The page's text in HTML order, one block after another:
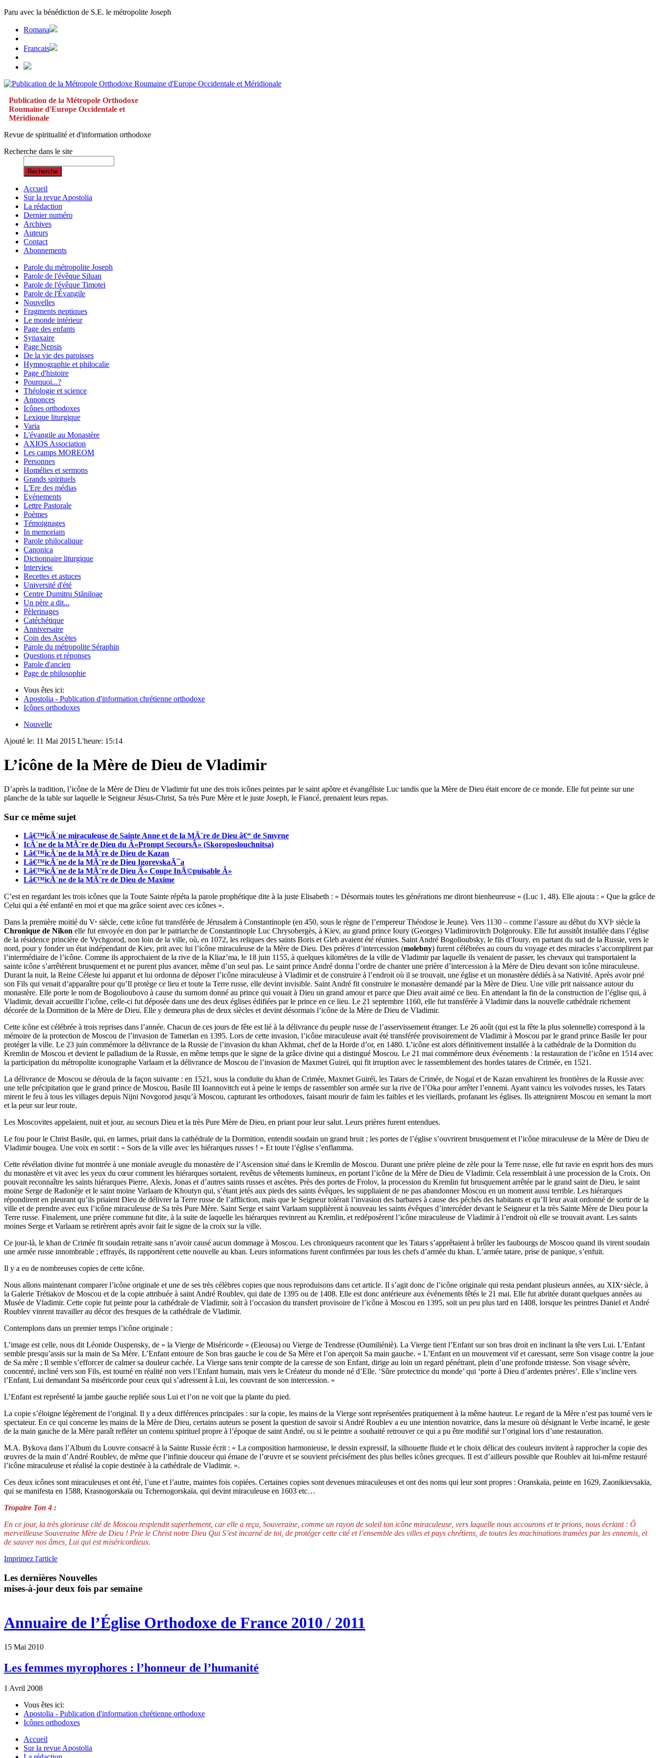
Paru avec la bénédiction de S.E. le métropolite Joseph
Romana
Francais
Publication de la Métropole Orthodoxe
Roumaine d'Europe Occidentale et
Méridionale
Revue de spiritualité et d'information orthodoxe
Recherche dans le site
Recherche
Accueil
Sur la revue Apostolia
La rédaction
Dernier numéro
Archives
Auteurs
Contact
Abonnements
Parole du métropolite Joseph
Parole de l'évêque Siluan
Parole de l'évêque Timotei
Parole de l'Évangile
Nouvelles
Fragments neptiques
Le monde intérieur
Page des enfants
Synaxaire
Page Nepsis
De la vie des paroisses
Hymnographie et philocalie
Page d'histoire
Pourquoi...?
Théologie et science
Annonces
Icônes orthodoxes
Lexique liturgique
Varia
L'évangile au Monastère
AXIOS Association
Les camps MOREOM
Personnes
Homélies et sermons
Grands spirituels
L'Ere des médias
Evénements
Lettre Pastorale
Poèmes
Témoignages
In memoriam
Parole philocalique
Canonica
Dictionnaire liturgique
Interview
Recettes et astuces
Université d'été
Centre Dumitru Stăniloae
Un père a dit...
Pèlerinages
Catéchétique
Anniversaire
Coin des Ascètes
Parole du métropolite Séraphin
Questions et réponses
Parole d'ancien
Page de philosophie
Vous êtes ici:
Apostolia - Publication d'information chrétienne orthodoxe
Icônes orthodoxes
Nouvelle
Ajouté le: 11 Mai 2015 L'heure: 15:14
L’icône de la Mère de Dieu de Vladimir
D’après la tradition, l’icône de la Mère de Dieu de Vladimir fut une des trois icônes peintes par le saint apôtre et évangéliste Luc tandis que la Mère de Dieu était encore de ce monde. Elle fut peinte sur une
planche de la table sur laquelle le Seigneur Jésus-Christ, Sa très Pure Mère et le juste Joseph, le Fiancé, prenaient leurs repas.
Sur ce même sujet
Lâ€™icÃ´ne miraculeuse de Sainte Anne et de la MÃ¨re de Dieu â€“ de Smyrne
IcÃ´ne de la MÃ¨re de Dieu du Â«Prompt SecoursÂ» (Skoroposlouchnitsa)
Lâ€™icÃ´ne de la MÃ¨re de Dieu de Kazan
Lâ€™icÃ´ne de la MÃ¨re de Dieu IgorevskaÃ¯a
Lâ€™icÃ´ne de la MÃ¨re de Dieu Â« Coupe InÃ©puisable Â»
Lâ€™icÃ´ne de la MÃ¨re de Dieu de Maxime
C’est en regardant les trois icônes que la Toute Sainte répéta la parole prophétique dite à la juste Elisabeth : « Désormais toutes les générations me diront bienheureuse « (Luc 1, 48). Elle ajouta : « Que la grâce de
Celui qui a été enfanté en moi et que ma grâce soient avec ces icônes ».
Dans la première moitié du Ve siècle, cette icône fut transférée de Jérusalem à Constantinople (en 450, sous le règne de l’empereur Théodose le Jeune). Vers 1130 – comme l’assure au début du XVIe siècle la
Chronique de Nikon elle fut envoyée en don par le patriarche de Constantinople Luc Chrysobergès, à Kiev, au grand prince Ioury (Georges) Vladimirovitch Dolgorouky. Elle fut aussitôt installée dans l’église
de la résidence princière de Vychgorod, non loin de la ville, où, en 1072, les reliques des saints Boris et Gleb avaient été réunies. Saint André Bogolioubsky, le fils d’Ioury, en partant du sud de la Russie, vers le
nord, pour y fonder un état indépendant de Kiev, prit avec lui l’icône miraculeuse de la Mère de Dieu. Des prières d’intercession (molebny) furent célébrées au cours du voyage et des miracles s’accomplirent par
l’intermédiaire de l’icône. Comme ils approchaient de la rive de la Kliaz’ma, le 18 juin 1155, à quelques kilomètres de la ville de Vladimir par laquelle ils venaient de passer, les chevaux qui transportaient la
sainte icône s’arrêtèrent brusquement et ne purent plus avancer, même d’un seul pas. Le saint prince André donna l’ordre de chanter une prière d’intercession à la Mère de Dieu devant son icône miraculeuse.
Durant la nuit, la Reine Céleste lui apparut et lui ordonna de déposer l’icône miraculeuse à Vladimir et de construire à l’endroit où il se trouvait, une église et un monastère dédiés à sa Nativité. Après avoir prié
son Fils qui venait d’apparaître pour qu’Il protège ce lieu et toute la Terre russe, elle devint invisible. Saint André fit construire le monastère demandé par la Mère de Dieu. Une ville prit naissance autour du
monastère. Elle porte le nom de Bogolioubovo à cause du surnom donné au prince qui vouait à Dieu un grand amour et parce que Dieu avait aimé ce lieu. En attendant la fin de la construction de l’église qui, à
Vladimir, devait accueillir l’icône, celle-ci fut déposée dans une des deux églises édifiées par le prince en ce lieu. Le 21 septembre 1160, elle fut transférée à Vladimir dans la nouvelle cathédrale richement
décorée de la Dormition de la Mère de Dieu. Elle y demeura plus de deux siècles et devint désormais l’icône de la Mère de Dieu de Vladimir.
Cette icône est célébrée à trois reprises dans l’année. Chacun de ces jours de fête est lié à la délivrance du peuple russe de l’asservissement étranger. Le 26 août (qui est la fête la plus solennelle) correspond à la
mémoire de la protection de Moscou de l’invasion de Tamerlan en 1395. Lors de cette invasion, l’icône miraculeuse avait été transférée provisoirement de Vladimir à Moscou par le grand prince Basile Ier pour
protéger la ville. Le 23 juin commémore la délivrance de la Russie de l’invasion du khan Akhmat, chef de la Horde d’or, en 1480. L’icône est alors définitivement installée à la cathédrale de la Dormition du
Kremlin de Moscou et devient le palladium de la Russie, en même temps que le signe de la grâce divine qui a distingué Moscou. Le 21 mai commémore deux événements : la restauration de l’icône en 1514 avec
la participation du métropolite iconographe Varlaam et la délivrance de Moscou de l’invasion de Maxmet Guireï, qui fit irruption avec le rassemblement des hordes tatares de Crimée, en 1521.
La délivrance de Moscou se déroula de la façon suivante : en 1521, sous la conduite du khan de Crimée, Maxmet Guiréï, les Tatars de Crimée, de Nogaï et de Kazan envahirent les frontières de la Russie avec
une telle précipitation que le grand prince de Moscou, Basile III Ioannovitch eut à peine le temps de rassembler son armée sur la rive de l’Oka pour arrêter l’ennemi. Ayant vaincu les voïvodes russes, les Tatars
mirent le feu à tous les villages depuis Nijni Novgorod jusqu’à Moscou, capturant les orthodoxes, faisant mourir de faim les faibles et les vieillards, profanant les églises. Ils atteignirent Moscou en semant la mort
et la peur sur leur route.
Les Moscovites appelaient, nuit et jour, au secours Dieu et la très Pure Mère de Dieu, en priant pour leur salut. Leurs prières furent entendues.
Le fou pour le Christ Basile, qui, en larmes, priait dans la cathédrale de la Dormition, entendit soudain un grand bruit ; les portes de l’église s’ouvrirent brusquement et l’icône miraculeuse de la Mère de Dieu de
Vladimir bougea. Une voix en sortit : « Sors de la ville avec les hiérarques russes ! » Et toute l’église s’enflamma.
Cette révélation divine fut montrée à une moniale aveugle du monastère de l’Ascension situé dans le Kremlin de Moscou. Durant une prière pleine de zèle pour la Terre russe, elle fut ravie en esprit hors des murs
du monastère et vit avec les yeux du cœur comment les hiérarques sortaient, revêtus de vêtements lumineux, en portant l’icône de la Mère de Dieu de Vladimir. Cela ressemblait à une procession de la Croix. On
pouvait reconnaître les saints hiérarques Pierre, Alexis, Jonas et d’autres saints russes et ascètes. Près des portes de Frolov, la procession du Kremlin fut brusquement arrêtée par le grand saint de Dieu, le saint
moine Serge de Radonèje et le saint moine Varlaam de Khoutyn qui, s’étant jetés aux pieds des saints évêques, les suppliaient de ne pas abandonner Moscou en un moment aussi terrible. Les hiérarques
répondirent en pleurant qu’ils priaient Dieu de délivrer la Terre russe de l’affliction, mais que le Seigneur tolérait l’invasion des barbares à cause des péchés des habitants et qu’Il leur avait ordonné de sortir de la
ville et de prendre avec eux l’icône miraculeuse de Sa très Pure Mère. Saint Serge et saint Varlaam supplièrent à nouveau les saints évêques d’intercéder devant le Seigneur et la très Sainte Mère de Dieu pour la
Terre russe. Finalement, une prière commune fut dite, à la suite de laquelle les hiérarques revinrent au Kremlin, et redéposèrent l’icône miraculeuse de Vladimir à l’endroit où elle se trouvait avant. Les saints
moines Serge et Varlaam se retirèrent après avoir fait le signe de la croix sur la ville.
Ce jour-là, le khan de Crimée fit soudain retraite sans n’avoir causé aucun dommage à Moscou. Les chroniqueurs racontent que les Tatars s’apprêtaient à brûler les faubourgs de Moscou quand ils virent soudain
une armée russe innombrable ; effrayés, ils rapportèrent cette nouvelle au khan. Leurs informations furent confirmées par tous les chefs d’armée du khan. L’armée tatare, prise de panique, s’enfuit.
Il y a eu de nombreuses copies de cette icône.
Nous allons maintenant comparer l’icône originale et une de ses très célèbres copies que nous reproduisons dans cet article. Il s’agit donc de l’icône originale qui resta pendant plusieurs années, au XIXe siècle, à
la Galerie Trétiakov de Moscou et de la copie attribuée à saint André Roublev, qui date de 1395 ou de 1408. Elle est donc antérieure aux événements fêtés le 21 mai. Elle fut abritée durant quelques années au
Musée de Vladimir. Cette copie fut peinte pour la cathédrale de Vladimir, soit à l’occasion du transfert provisoire de l’icône à Moscou en 1395, soit un peu plus tard en 1408, lorsque les peintres Daniel et André
Roublev vinrent travailler au décor des fresques de la cathédrale de Vladimir.
Contemplons dans un premier temps l’icône originale :
L’image est celle, nous dit Léonide Ouspensky, de « la Vierge de Miséricorde » (Eleousa) ou Vierge de Tendresse (Oumiliéniè). La Vierge tient l’Enfant sur son bras droit en inclinant la tête vers Lui. L’Enfant
semble presqu’assis sur la main de Sa Mère. L’Enfant entoure de Son bras gauche le cou de Sa Mère et l’on aperçoit Sa main gauche. « L’Enfant en un mouvement vif et caressant, serre Son visage contre la joue
de Sa mère ; Il semble s’efforcer de calmer sa douleur cachée. La Vierge sans tenir compte de la caresse de son Enfant, dirige au loin un regard pénétrant, plein d’une profonde tristesse. Son visage sévère,
concentré, incliné vers son Fils, est tourné en réalité non vers l’Enfant humain, mais vers le Créateur du monde né d’Elle. ‘Sûre protectrice du monde’ qui ‘porte à Dieu d’ardentes prières’. Elle s’incline vers
l’Enfant, Lui demandant Sa miséricorde pour ceux qui s’adressent à Lui, les couvrant de son intercession. »
L’Enfant est représenté la jambe gauche repliée sous Lui et l’on ne voit que la plante du pied.
La copie s’éloigne légèrement de l’original. Il y a deux différences principales : sur la copie, les mains de la Vierge sont représentées pratiquement à la même hauteur. Le regard de la Mère n’est pas tourné vers le
spectateur. En ce qui concerne les mains de la Mère de Dieu, certains auteurs se posent la question de savoir si André Roublev a eu une intention novatrice, dans la mesure où désignant le Verbe incarné, le geste
de la main gauche de la Mère paraît refléter un contenu spirituel propre à l’époque de saint André, ou si le peintre a souhaité retrouver ce qui a pu être modifié sur l’original lors d’une restauration.
M.A. Bykova dans l’Album du Louvre consacré à la Sainte Russie écrit : « La composition harmonieuse, le dessin expressif, la silhouette fluide et le choix délicat des couleurs invitent à rapprocher la copie des
œuvres de la main d’André Roublev, de même que l’infinie douceur qui émane de l’œuvre et se souvient précisément des plus belles icônes grecques. Il est d’ailleurs possible que Roublev ait lui-même restauré
l’icône miraculeuse et réalisé la copie destinée à la cathédrale de Vladimir. ».
Ces deux icônes sont miraculeuses et ont été, l’une et l’autre, maintes fois copiées. Certaines copies sont devenues miraculeuses et ont des noms qui leur sont propres : Oranskaïa, peinte en 1629, Zaonikievsakïa,
qui se manifesta en 1588, Krasnogorskaïa ou Tchernogorskaïa, qui devint miraculeuse en 1603 etc…
Tropaire Ton 4 :
En ce jour, la très glorieuse cité de Moscou resplendit superbement, car elle a reçu, Souveraine, comme un rayon de soleil ton icône miraculeuse, vers laquelle nous accourons et te prions, nous écriant : Ô
merveilleuse Souveraine Mère de Dieu ! Prie le Christ notre Dieu Qui S’est incarné de toi, de protéger cette cité et l’ensemble des villes et pays chrétiens, de toutes les machinations tramées par les ennemis, et
de sauver nos âmes, Lui qui est miséricordieux.
Imprimez l'article
Les dernières Nouvelles
mises-à-jour deux fois par semaine
Annuaire de l’Église Orthodoxe de France 2010 / 2011
15 Mai 2010
Les femmes myrophores : l’honneur de l’humanité
1 Avril 2008
Vous êtes ici:
Apostolia - Publication d'information chrétienne orthodoxe
Icônes orthodoxes
Accueil
Sur la revue Apostolia